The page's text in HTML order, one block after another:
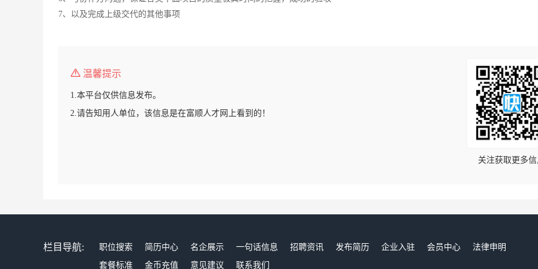
7、以及完成上级交代的其他事项
温馨提示
1.本平台仅供信息发布。
2.请告知用人单位，该信息是在富顺人才网上看到的！
关注获取更多
栏目导航: 职位搜索 简历中心 名企展示 一句话信息 招聘资讯 发布简历 企业入驻 会员中心
法律申明
套餐标准
金币充值 意见建议 联系我们